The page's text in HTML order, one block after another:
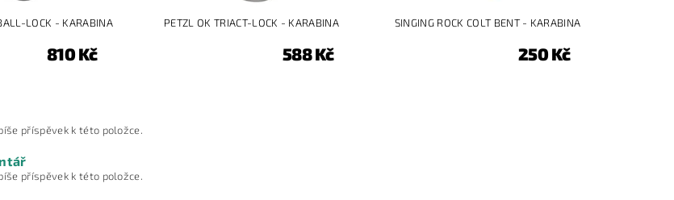
LOCK - KARABINA
810 Kč
PETZL OK TRIACT-LOCK - KARABINA
588 Kč
SINGING ROCK COLT BENT - KARABINA
250 Kč
příspěvek k této položce.
příspěvek k této položce.